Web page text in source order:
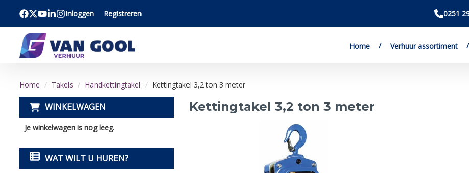
Bezoek onze facebook pagina
Bezoek onze twitter x pagina
Bezoek onze youtube pagina
Bezoek onze linkedin pagina
Bezoek onze instagram pagina
Inloggen Registreren 0251
Home Verhuur assortiment
Home Takels Handkettingtakel Kettingtakel 3,2 ton 3 meter
WINKELWAGEN
Je winkelwagen is nog leeg.
WAT WILT U HUREN?
Kettingtakel 3,2 ton 3 meter